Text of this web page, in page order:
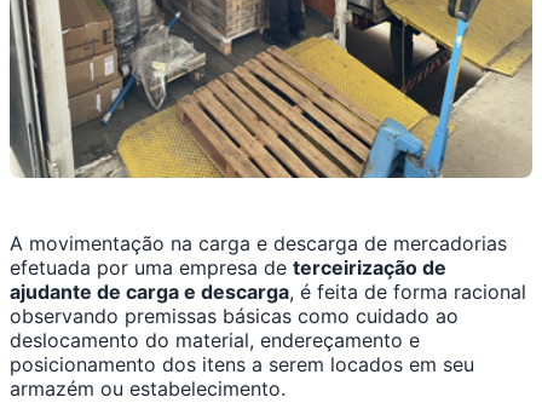
A movimentação na carga e descarga de mercadorias
efetuada por uma empresa de terceirização de
ajudante de carga e descarga, é feita de forma racional
observando premissas básicas como cuidado ao
deslocamento do material, endereçamento e
posicionamento dos itens a serem locados em seu
armazém ou estabelecimento.